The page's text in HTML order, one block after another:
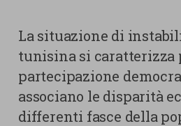
Comune di Valsamoggia
La situazione di
tunisina si caratterizza
partecipazione
associano le disparità
differenti fasce della